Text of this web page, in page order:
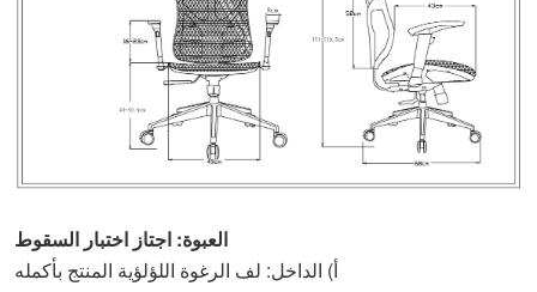
العبوة: اجتاز اختبار السقوط
أ) الداخل: لف الرغوة اللؤلؤية المنتج بأكمله